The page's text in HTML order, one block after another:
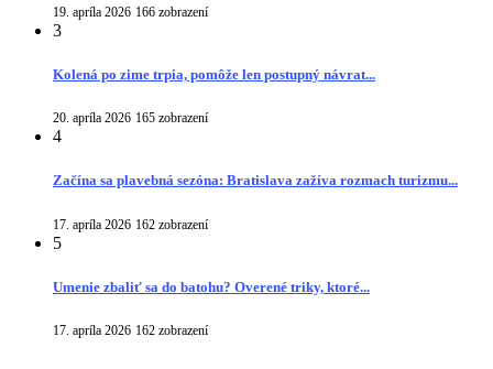
19. apríla 2026 166 zobrazení
3
Kolená po zime trpia, pomôže len postupný návrat...
20. apríla 2026 165 zobrazení
4
Začína sa plavebná sezóna: Bratislava zažíva rozmach turizmu...
17. apríla 2026 162 zobrazení
5
Umenie zbaliť sa do batohu? Overené triky, ktoré...
17. apríla 2026 162 zobrazení